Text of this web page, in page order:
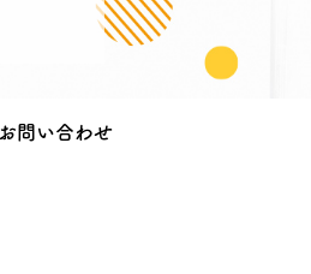
お問い合わせ